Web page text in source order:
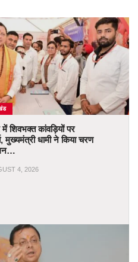
में शिवभक्त कांवड़ियों पर
मुख्यमंत्री धामी ने किया चरण
4, 2026